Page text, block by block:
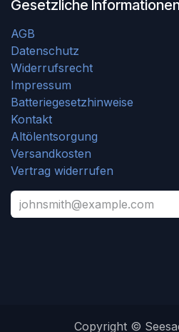
Gesetzliche
AGB
Datenschutz
Widerrufsrecht
Impressum
Batteriegesetzhinweise
Kontakt
Altölentsorgung
Versandkosten
Vertrag widerrufen
Copyright ©